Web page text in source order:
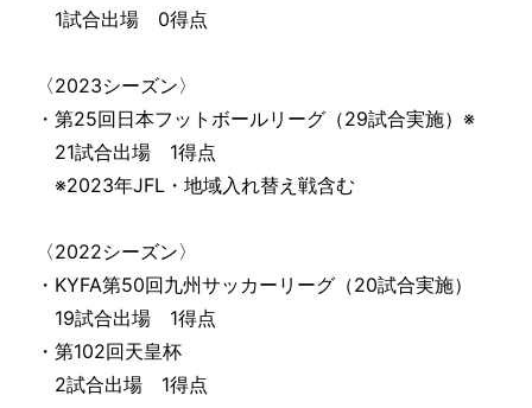
1試合出場 0得点
〈2023シーズン〉
・第25回日本フットボールリーグ（29試合実施）※
21試合出場 1得点
※2023年JFL・地域入れ替え戦含む
〈2022シーズン〉
・KYFA第50回九州サッカーリーグ（20試合実施）
19試合出場 1得点
・第102回天皇杯
2試合出場 1得点